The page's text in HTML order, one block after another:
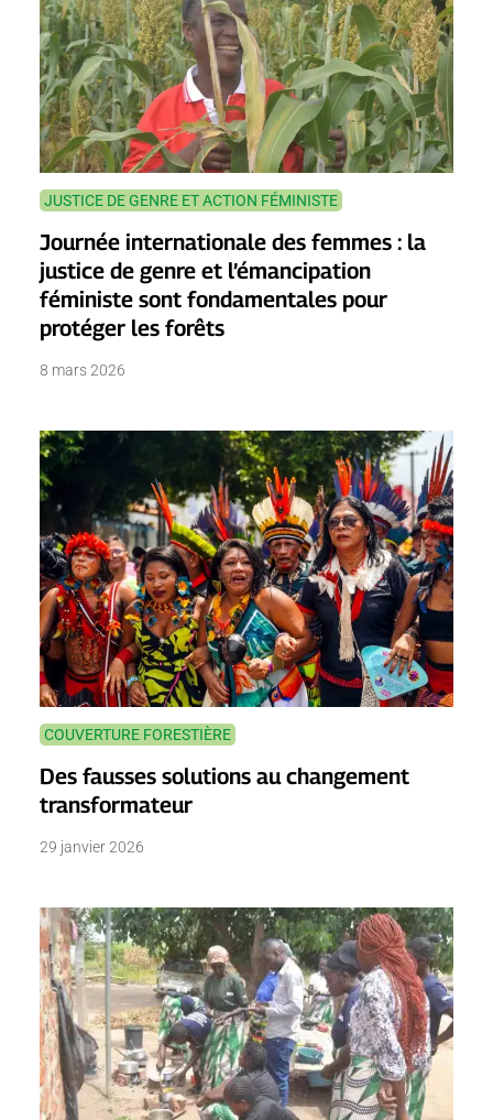
JUSTICE DE GENRE ET ACTION FÉMINISTE
Journée internationale des femmes : la
justice de genre et l’émancipation
féministe sont fondamentales pour
protéger les forêts
8 mars 2026
COUVERTURE FORESTIÈRE
Des fausses solutions au changement
transformateur
29 janvier 2026